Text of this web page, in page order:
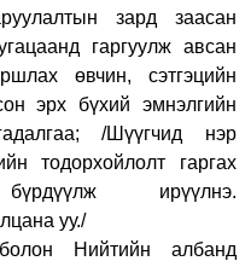
зард заасан
гаргуулж авсан
өвчин, сэтгэцийн
эрх бүхий эмнэлгийн
/Шүүгчид нэр
тодорхойлолт гаргах
ирүүлнэ.
уу./
Нийтийн албанд